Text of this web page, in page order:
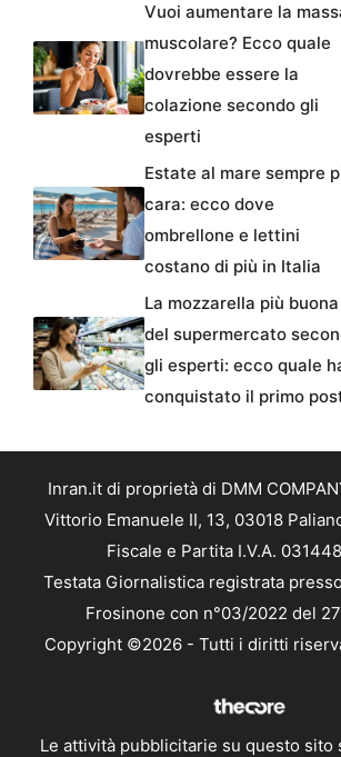
Vuoi aumentare la
muscolare? Ecco quale
dovrebbe essere la
colazione secondo gli
esperti
Estate al mare sempre
cara: ecco dove
ombrellone e lettini
costano di più in Italia
La mozzarella più buona
del supermercato
gli esperti: ecco quale
conquistato il primo
Inran.it di proprietà di DMM
Vittorio Emanuele II, 13, 03018
Fiscale e Partita I.V.A.
Testata Giornalistica registrata
Frosinone con n°03/2022 del
Copyright ©2026 - Tutti i diritti
Le attività pubblicitarie su questo sito